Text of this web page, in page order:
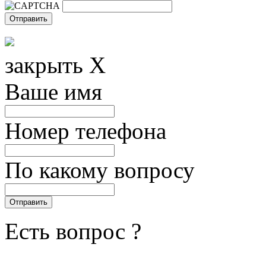
закрыть X
Ваше имя
Номер телефона
По какому вопросу
Есть вопрос ?